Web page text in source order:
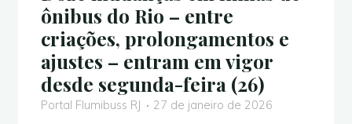
ônibus do Rio – entre
criações, prolongamentos e
ajustes – entram em vigor
desde segunda-feira (26)
Portal Flumibuss RJ
27 de janeiro de 2026